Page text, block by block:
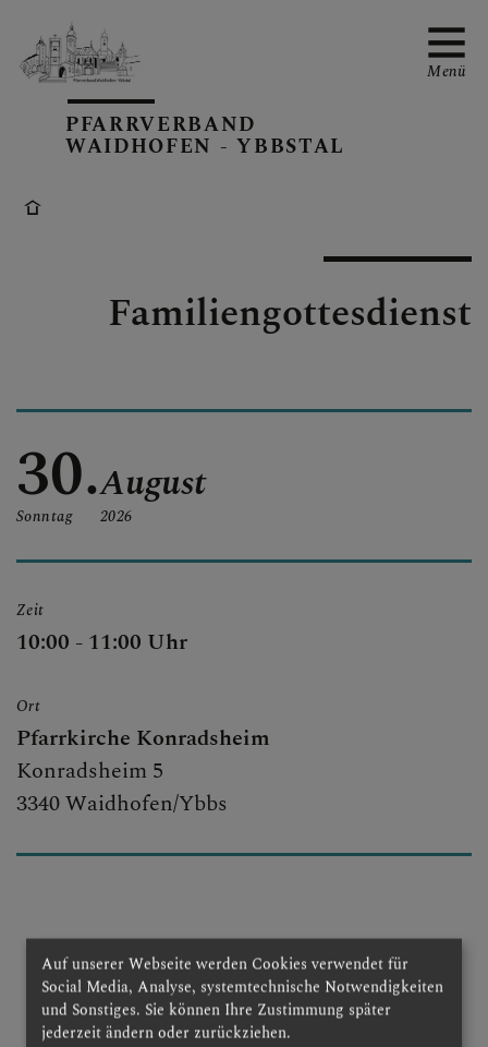
BERICHTE AUS DEM PV
PFARRBLÄTTER
SEELSORGETEAM
PFARRVERBAND
WAIDHOFEN - YBBSTAL
Menü
Familiengottesdienst
30.
Sonntag
August
2026
Zeit
10:00 - 11:00 Uhr
Ort
Pfarrkirche Konradsheim
Konradsheim 5
3340 Waidhofen/Ybbs
Auf unserer Webseite werden Cookies verwendet für
Social Media, Analyse, systemtechnische Notwendigkeiten
und Sonstiges. Sie können Ihre Zustimmung später
jederzeit ändern oder zurückziehen.